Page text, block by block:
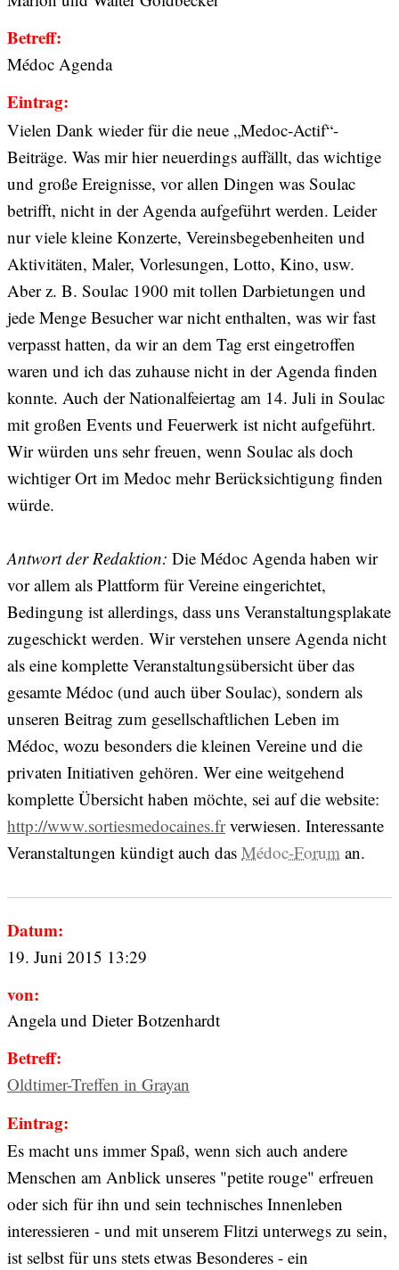
Betreff:
Médoc Agenda
Eintrag:
Vielen Dank wieder für die neue „Medoc-Actif“-
Beiträge. Was mir hier neuerdings auffällt, das wichtige
und große Ereignisse, vor allen Dingen was Soulac
betrifft, nicht in der Agenda aufgeführt werden. Leider
nur viele kleine Konzerte, Vereinsbegebenheiten und
Aktivitäten, Maler, Vorlesungen, Lotto, Kino, usw.
Aber z. B. Soulac 1900 mit tollen Darbietungen und
jede Menge Besucher war nicht enthalten, was wir fast
verpasst hatten, da wir an dem Tag erst eingetroffen
waren und ich das zuhause nicht in der Agenda finden
konnte. Auch der Nationalfeiertag am 14. Juli in Soulac
mit großen Events und Feuerwerk ist nicht aufgeführt.
Wir würden uns sehr freuen, wenn Soulac als doch
wichtiger Ort im Medoc mehr Berücksichtigung finden
würde.
Antwort der Redaktion: Die Médoc Agenda haben wir
vor allem als Plattform für Vereine eingerichtet,
Bedingung ist allerdings, dass uns Veranstaltungsplakate
zugeschickt werden. Wir verstehen unsere Agenda nicht
als eine komplette Veranstaltungsübersicht über das
gesamte Médoc (und auch über Soulac), sondern als
unseren Beitrag zum gesellschaftlichen Leben im
Médoc, wozu besonders die kleinen Vereine und die
privaten Initiativen gehören. Wer eine weitgehend
komplette Übersicht haben möchte, sei auf die website:
http://www.sortiesmedocaines.frverwiesen. Interessante
Veranstaltungen kündigt auch das Médoc-Forum an.
Datum:
19. Juni 2015 13:29
von:
Angela und Dieter Botzenhardt
Betreff:
Oldtimer-Treffen in Grayan
Eintrag:
Es macht uns immer Spaß, wenn sich auch andere
Menschen am Anblick unseres "petite rouge" erfreuen
oder sich für ihn und sein technisches Innenleben
interessieren - und mit unserem Flitzi unterwegs zu sein,
ist selbst für uns stets etwas Besonderes - ein